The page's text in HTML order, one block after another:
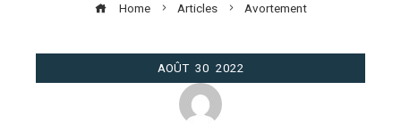
Home Articles Avortement
AOÛT 30 2022